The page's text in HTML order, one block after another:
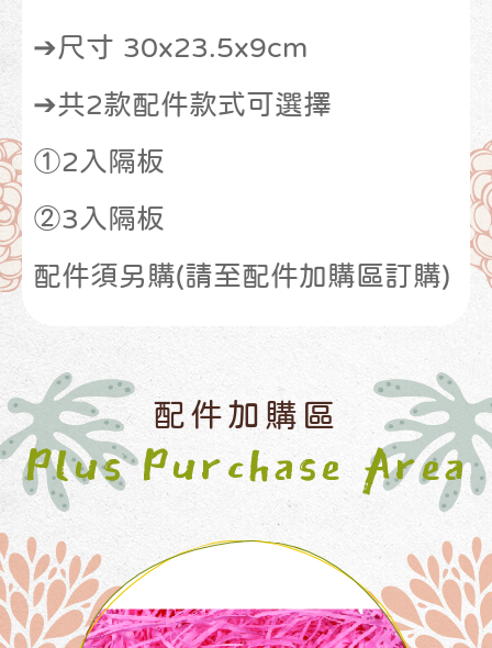
➔尺寸 30x23.5x9cm
➔共2款配件款式可選擇
①2入隔板
②3入隔板
配件須另購(請至配件加購區訂購)
配件加購區
Plus Purchase Area